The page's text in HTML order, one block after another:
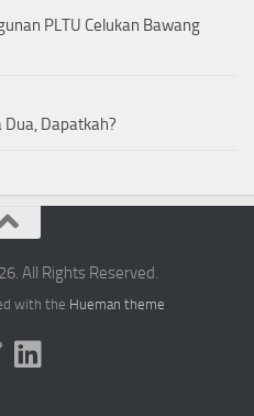
PLTU Celukan Bawang
Dua, Dapatkah?
All Rights Reserved.
with the Hueman theme